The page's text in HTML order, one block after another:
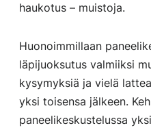
haukotus – muistoja.
Huonoimmillaan
läpijuoksutus valmiiksi
kysymyksiä ja vielä
yksi toisensa jälkeen.
paneelikeskustelussa